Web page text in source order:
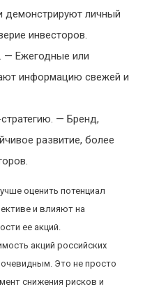
демонстрируют личный
инвесторов.
— Ежегодные или
информацию свежей и
— Бренд,
развитие, более
оценить потенциал
и влияют на
ее акций.
акций российских
Это не просто
снижения рисков и